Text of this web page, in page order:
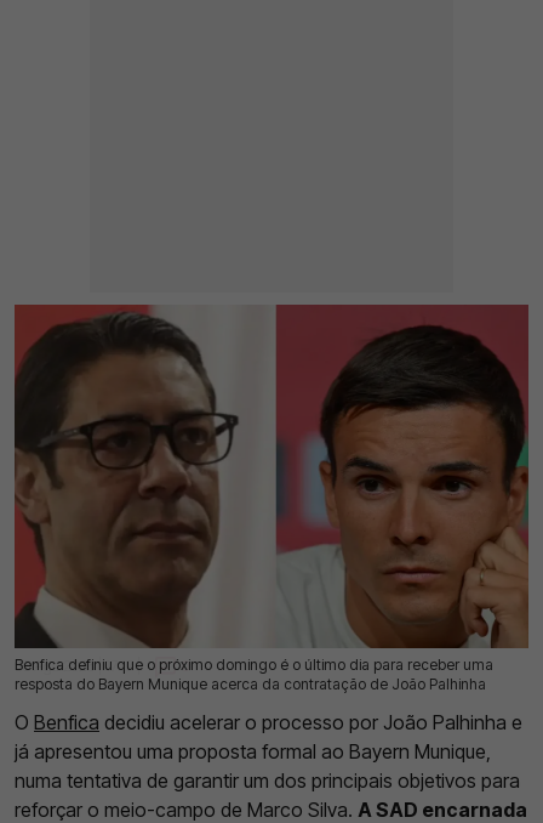
Benfica definiu que o próximo domingo é o último dia para receber uma
resposta do Bayern Munique acerca da contratação de João Palhinha
05 Ago 2026 | 17:17 | 0
O Benfica decidiu acelerar o processo por João Palhinha e
já apresentou uma proposta formal ao Bayern Munique,
numa tentativa de garantir um dos principais objetivos para
reforçar o meio-campo de Marco Silva. A SAD encarnada